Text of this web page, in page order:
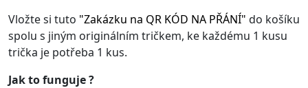
Vložte si tuto "Zakázku na QR KÓD NA PŘÁNÍ" do košíku
spolu s jiným originálním tričkem, ke každému 1 kusu
trička je potřeba 1 kus.
Jak to funguje ?